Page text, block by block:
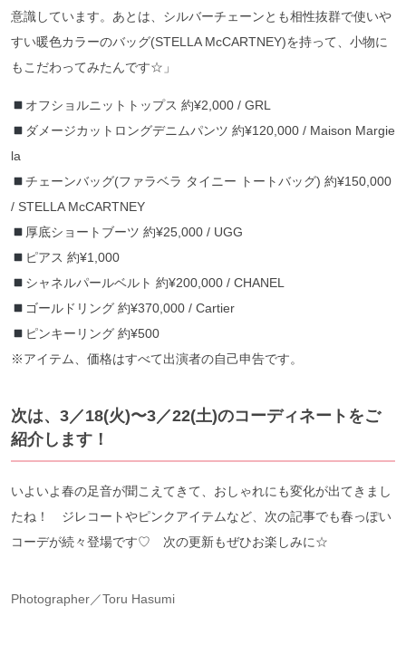
意識しています。あとは、シルバーチェーンとも相性抜群で使いや
すい暖色カラーのバッグ(STELLA McCARTNEY)を持って、小物に
もこだわってみたんです☆」
オフショルニットトップス 約¥2,000 / GRL
ダメージカットロングデニムパンツ 約¥120,000 / Maison Margie
la
チェーンバッグ(ファラベラ タイニー トートバッグ) 約¥150,000
/ STELLA McCARTNEY
厚底ショートブーツ 約¥25,000 / UGG
ピアス 約¥1,000
シャネルパールベルト 約¥200,000 / CHANEL
ゴールドリング 約¥370,000 / Cartier
ピンキーリング 約¥500
※アイテム、価格はすべて出演者の自己申告です。
次は、3／18(火)〜3／22(土)のコーディネートをご
紹介します！
いよいよ春の足音が聞こえてきて、おしゃれにも変化が出てきまし
たね！ ジレコートやピンクアイテムなど、次の記事でも春っぽい
コーデが続々登場です♡ 次の更新もぜひお楽しみに☆
Photographer／Toru Hasumi